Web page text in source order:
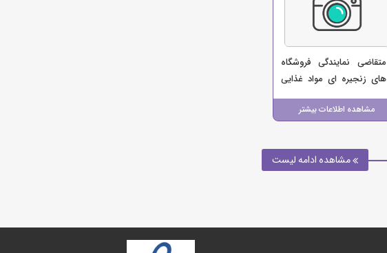
مشاهده اطلاعات بیشتر
متقاضی نمایندگی فروشگاه
های زنجیره ای مواد غذایی
(فروشگاه ایلام مارکت)
مشاهده ادامه لیست